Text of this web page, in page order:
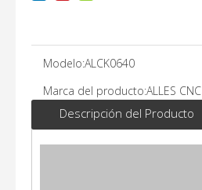
Modelo:ALCK0640
Marca del producto:ALLES CNC
Descripción del Producto